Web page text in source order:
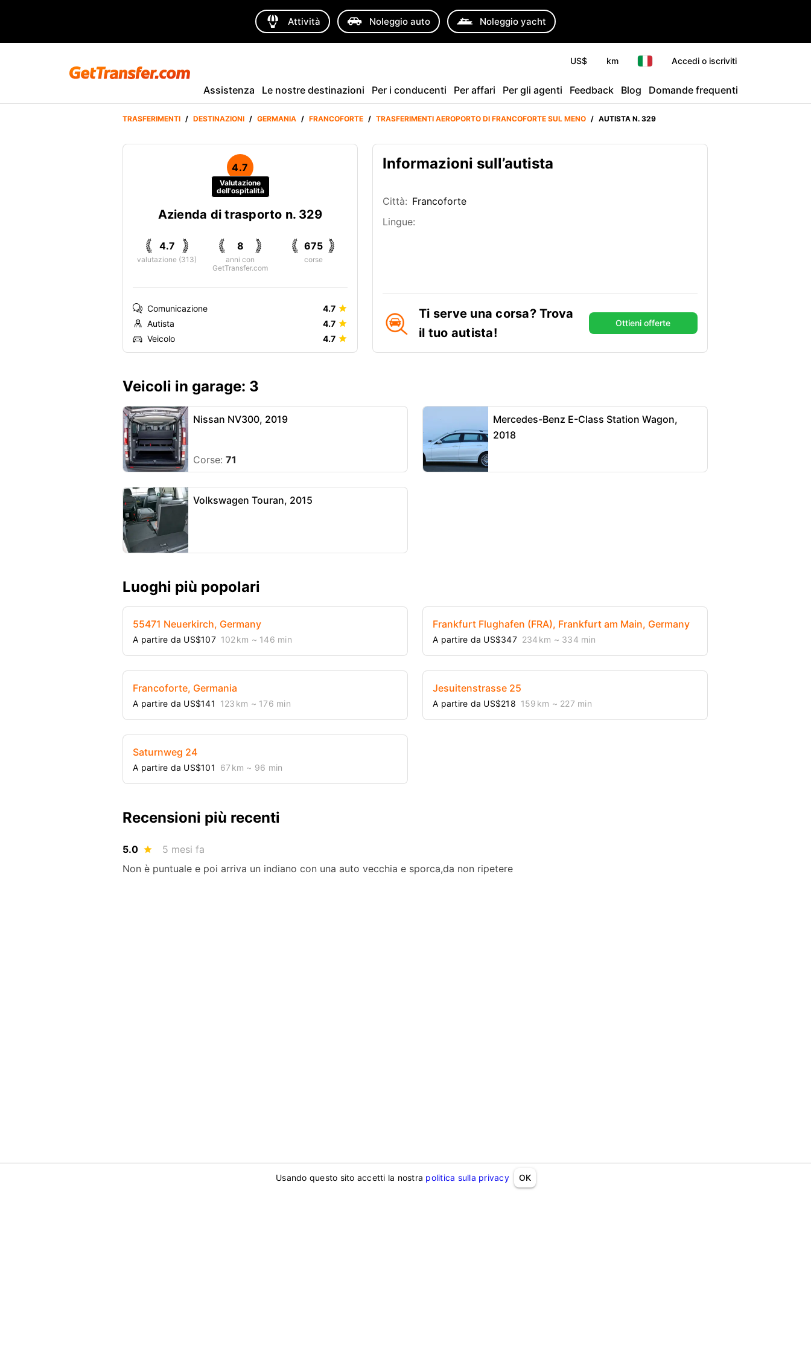
Usando questo sito accetti la nostra politica sulla privacy OK
Attività Noleggio auto Noleggio yacht
US$ km Accedi o iscriviti
Assistenza Le nostre destinazioni Per i conducenti Per affari Per gli agenti Feedback Blog Domande frequenti
TRASFERIMENTI / DESTINAZIONI / GERMANIA / FRANCOFORTE / TRASFERIMENTI AEROPORTO DI FRANCOFORTE SUL MENO / AUTISTA N. 329
4.7
Valutazione
dell'ospitalità
Azienda di trasporto n. 329
4.7
valutazione (313)
8
anni con
GetTransfer.com
675
corse
Comunicazione
4.7
Autista
4.7
Veicolo
4.7
Informazioni sull’autista
Città: Francoforte
Lingue:
Ti serve una corsa? Trova
il tuo autista!
Ottieni offerte
Veicoli in garage: 3
Nissan NV300, 2019
Corse: 71
Mercedes-Benz E-Class Station Wagon,
2018
Volkswagen Touran, 2015
Luoghi più popolari
55471 Neuerkirch, Germany
A partire da US$107 102 km ~ 146 min
Frankfurt Flughafen (FRA), Frankfurt am Main, Germany
A partire da US$347 234 km ~ 334 min
Francoforte, Germania
A partire da US$141 123 km ~ 176 min
Jesuitenstrasse 25
A partire da US$218 159 km ~ 227 min
Saturnweg 24
A partire da US$101 67 km ~ 96 min
Recensioni più recenti
5.0
5 mesi fa
Non è puntuale e poi arriva un indiano con una auto vecchia e sporca,da non ripetere